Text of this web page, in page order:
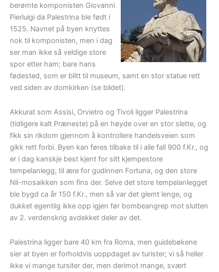
berømte komponisten Giovanni
Pierluigi da Palestrina ble født i
1525. Navnet på byen knyttes
nok til komponisten, men i dag
ser man ikke så veldige store
spor etter ham; bare hans
fødested, som er blitt til museum, samt en stor statue rett
ved siden av domkirken (se bildet).
Akkurat som Assisi, Orvietro og Tivoli ligger Palestrina
(tidligere kalt Præneste) på en høyde over en stor slette, og
fikk sin rikdom gjennom å kontrollere handelsveien som
gikk rett forbi. Byen kan føres tilbake til i alle fall 900 f.Kr., og
er i dag kanskje best kjent for sitt kjempestore
tempelanlegg, til ære for gudinnen Fortuna, og den store
Nil-mosaikken som fins der. Selve det store tempelanlegget
ble bygd ca år 150 f.Kr., men så var det glemt lenge, og
dukket egentlig ikke opp igjen før bombeangrep mot slutten
av 2. verdenskrig avdekket deler av det.
Palestrina ligger bare 40 km fra Roma, men guidebøkene
sier at byen er forholdvis uoppdaget av turister; vi så heller
ikke vi mange tursiter der, men derimot mange, svært